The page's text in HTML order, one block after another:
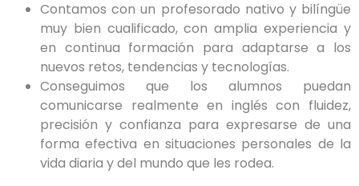
Contamos con un profesorado nativo y bilíngüe
muy bien cualificado, con amplia experiencia y
en continua formación para adaptarse a los
nuevos retos, tendencias y tecnologías.
Conseguimos que los alumnos puedan
comunicarse realmente en inglés con fluidez,
precisión y confianza para expresarse de una
forma efectiva en situaciones personales de la
vida diaria y del mundo que les rodea.